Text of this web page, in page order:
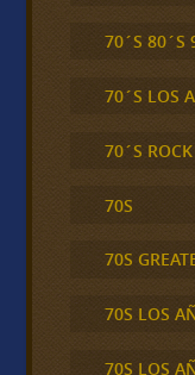
70´S 80´S
70´S LOS
70´S ROCK
70S
70S
70S LOS
70S LOS